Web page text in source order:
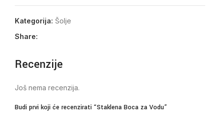
Kategorija: Šolje
Share:
Recenzije
Još nema recenzija.
Budi prvi koji će recenzirati “Staklena Boca za Vodu”